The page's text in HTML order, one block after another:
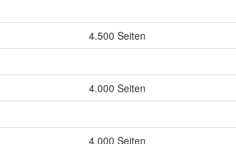
4.500 Seiten
4.000 Seiten
4.000 Seiten